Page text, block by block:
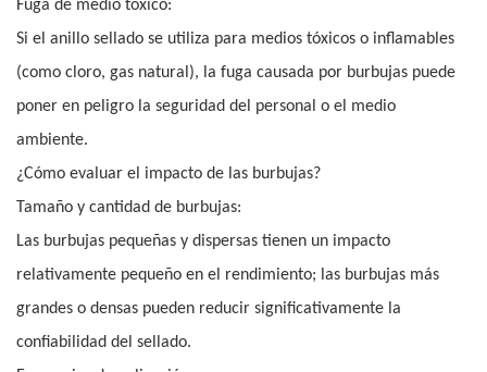
Fuga de medio tóxico:
Si el anillo sellado se utiliza para medios tóxicos o inflamables
(como cloro, gas natural), la fuga causada por burbujas puede
poner en peligro la seguridad del personal o el medio
ambiente.
¿Cómo evaluar el impacto de las burbujas?
Tamaño y cantidad de burbujas:
Las burbujas pequeñas y dispersas tienen un impacto
relativamente pequeño en el rendimiento; las burbujas más
grandes o densas pueden reducir significativamente la
confiabilidad del sellado.